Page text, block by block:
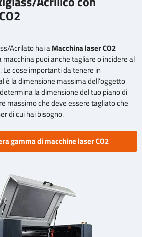
Acrilato hai aMacchina laser CO2
macchina puoi anche tagliare o incidere al
Le cose importanti da tenere in
è la dimensione massima dell'oggetto
la dimensione del tuo piano di
massimo che deve essere tagliato che
di cui hai bisogno.
gamma di macchine laser CO2